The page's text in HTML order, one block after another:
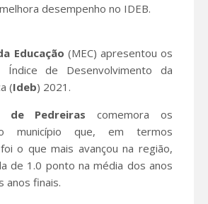
desempenho no IDEB.
Educação (MEC) apresentou os
Índice de Desenvolvimento da
(Ideb) 2021.
de Pedreiras comemora os
município que, em termos
o que mais avançou na região,
de 1.0 ponto na média dos anos
anos finais.